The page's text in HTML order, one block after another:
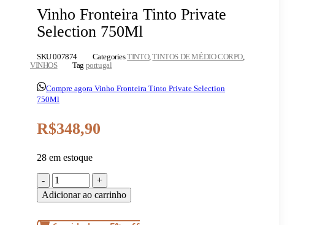
Vinho Fronteira Tinto Private
Selection 750Ml
SKU007874 CategoriesTINTO,TINTOS DE MÉDIO CORPO,
VINHOS
Tag portugal
Compre agora Vinho Fronteira Tinto Private Selection
750Ml
R$348,90
28 em estoque
Vinho
Fronteira
Tinto
Selection
Adicionar ao carrinho